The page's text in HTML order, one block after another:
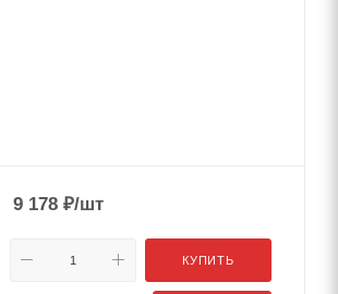
9 178 ₽/шт
КУПИТЬ